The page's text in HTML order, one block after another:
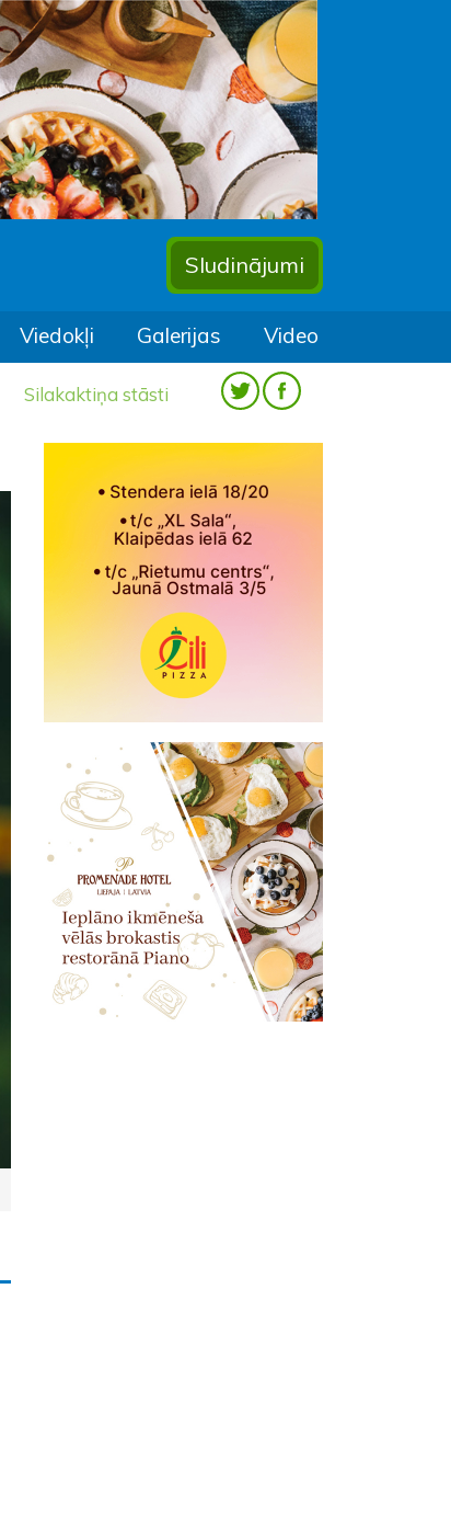
Sludinājumi
Viedokļi Galerijas Video
Silakaktiņa stāsti